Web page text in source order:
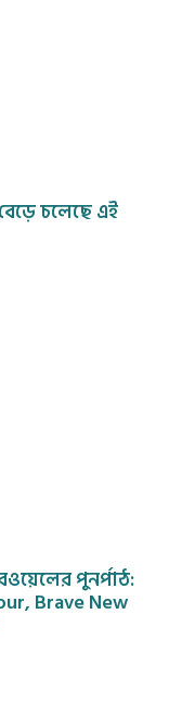
চলেছে এই
পুনর্পাঠ:
Brave New